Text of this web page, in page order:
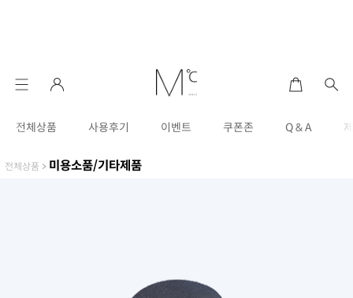
전체상품 사용후기 이벤트 쿠폰존 Q & A
전체상품 > 미용소품/기타제품